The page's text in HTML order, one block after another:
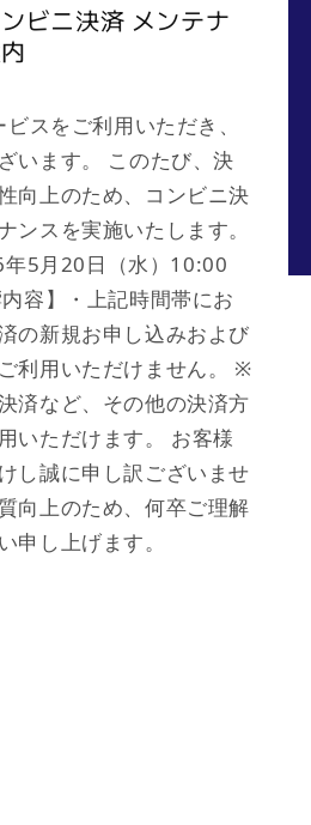
ビニ決済 メンテナ
スをご利用いただき、
います。 このたび、決
向上のため、コンビニ決
ンスを実施いたします。
年5月20日（水）10:00
容】・上記時間帯にお
の新規お申し込みおよび
利用いただけません。 ※
済など、その他の決済方
いただけます。 お客様
し誠に申し訳ございませ
向上のため、何卒ご理解
申し上げます。